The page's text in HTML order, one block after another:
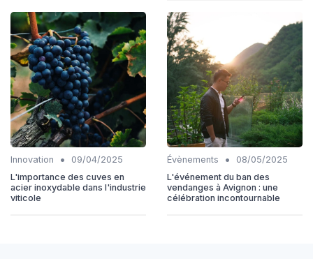
Innovation •
09/04/2025
L'importance des cuves en
acier inoxydable dans l'industrie
viticole
Évènements •
08/05/2025
L'événement du ban des
vendanges à Avignon : une
célébration incontournable